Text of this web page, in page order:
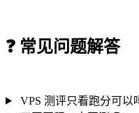
❓ 常见问题解答
VPS 测评只看跑分可以